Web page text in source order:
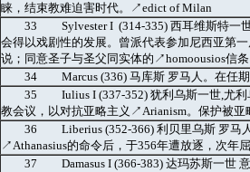
睐，结束教难迫害时代。↗edict of Milan
33 Sylvester I (314-335) 西耳维斯特一世
会得以戏剧性的发展。曾派代表参加尼西亚第
说；同意圣子与圣父同实体的↗homoousios信
34 Marcus (336) 马库斯 罗马人。在任期
35 Iulius I (337-352) 犹利乌斯一世,尤利
教会议，以对抗亚略主义↗Arianism。保护被
36 Liberius (352-366) 利贝里乌斯 罗马人
↗Athanasius的命令后，于356年遭放逐，次年
37 Damasus I (366-383) 达玛苏斯一世